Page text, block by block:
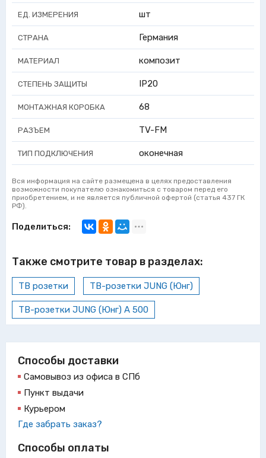
ЕД. ИЗМЕРЕНИЯ шт
СТРАНА Германия
МАТЕРИАЛ композит
СТЕПЕНЬ ЗАЩИТЫ IP20
МОНТАЖНАЯ КОРОБКА 68
РАЗЪЕМ TV-FM
ТИП ПОДКЛЮЧЕНИЯ оконечная
Вся информация на сайте размещена в целях предоставления
возможности покупателю ознакомиться с товаром перед его
приобретением, и не является публичной офертой (статья 437 ГК
РФ).
Поделиться:
Также смотрите товар в разделах:
ТВ розетки ТВ-розетки JUNG (Юнг)
ТВ-розетки JUNG (Юнг) A 500
Способы доставки
Самовывоз из офиса в СПб
Пункт выдачи
Курьером
Где забрать заказ?
Способы оплаты